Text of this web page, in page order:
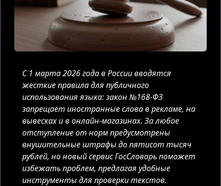
С 1 марта 2026 года в России вводятся
жесткие правила для публичного
использования языка: закон №168-ФЗ
запрещает иностранные слова в рекламе, на
вывесках и в онлайн-магазинах. За любое
отступление от норм предусмотрены
внушительные штрафы до пятисот тысяч
рублей, но новый сервис ГосСловарь поможет
избежать проблем, предлагая удобные
инструменты для проверки текстов.